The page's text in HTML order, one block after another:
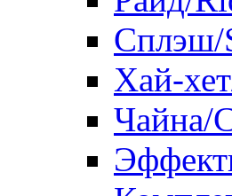
Сплэш/
Хай-
Чайна/